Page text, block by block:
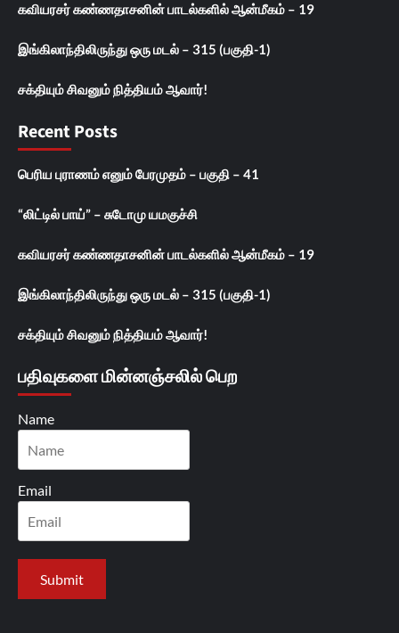
கவியரசர் கண்ணதாசனின் பாடல்களில் ஆன்மீகம் – 19
இங்கிலாந்திலிருந்து ஒரு மடல் – 315 (பகுதி-1)
சக்தியும் சிவனும் நித்தியம் ஆவார்!
Recent Posts
பெரிய புராணம் எனும் பேரமுதம் – பகுதி – 41
“லிட்டில் பாய்” – சுடோமு யமகுச்சி
கவியரசர் கண்ணதாசனின் பாடல்களில் ஆன்மீகம் – 19
இங்கிலாந்திலிருந்து ஒரு மடல் – 315 (பகுதி-1)
சக்தியும் சிவனும் நித்தியம் ஆவார்!
பதிவுகளை மின்னஞ்சலில் பெற
Name
Email